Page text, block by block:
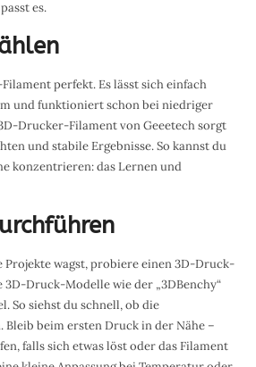
es.
perfekt. Es lässt sich einfach
und funktioniert schon bei niedriger
Drucker-Filament von Geeetech sorgt
und stabile Ergebnisse. So kannst du
konzentrieren: das Lernen und
Projekte wagst, probiere einen 3D-Druck-
3D-Druck-Modelle wie der „3DBenchy“
So siehst du schnell, ob die
Bleib beim ersten Druck in der Nähe –
falls sich etwas löst oder das Filament